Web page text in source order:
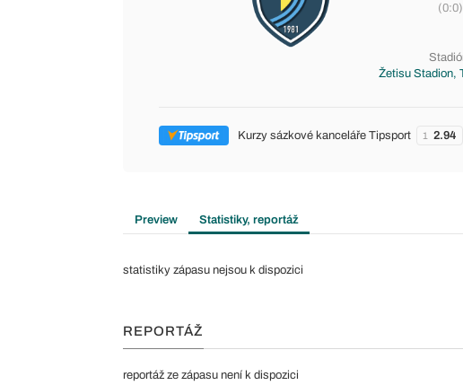
(0:0)
Žetisu Stadion,
Kurzy sázkové kanceláře Tipsport 1 2.94
Preview Statistiky, reportáž
statistiky zápasu nejsou k dispozici
REPORTÁŽ
reportáž ze zápasu není k dispozici